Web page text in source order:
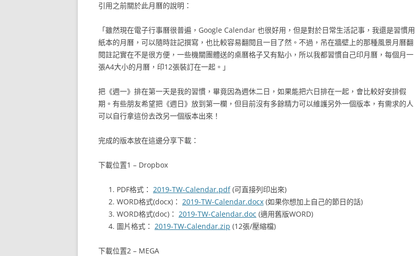
引用之前關於此月曆的說明：
「雖然現在電子行事曆很普遍，Google Calendar 也很好用，但是對於日常生活記事，我還是習慣用
紙本的月曆，可以隨時註記撰寫，也比較容易翻閱且一目了然。不過，吊在牆壁上的那種風景月曆翻
閱註記實在不是很方便，一些機關團體送的桌曆格子又有點小，所以我都習慣自己印月曆，每個月一
張A4大小的月曆，印12張裝訂在一起。」
把《週一》排在第一天是我的習慣，畢竟因為週休二日，如果能把六日排在一起，會比較好安排假
期。有些朋友希望把《週日》放到第一欄，但目前沒有多餘精力可以維護另外一個版本，有需求的人
可以自行拿這份去改另一個版本出來！
完成的版本放在這邊分享下載：
下載位置1 – Dropbox
PDF格式： 2019-TW-Calendar.pdf(可直接列印出來)
WORD格式(docx)： 2019-TW-Calendar.docx (如果你想加上自己的節日的話)
WORD格式(doc)： 2019-TW-Calendar.doc (適用舊版WORD)
圖片格式： 2019-TW-Calendar.zip (12張/壓縮檔)
下載位置2 – MEGA